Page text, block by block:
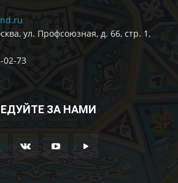
ул. Профсоюзная, д. 66, стр. 1,
02-73
ЗА НАМИ